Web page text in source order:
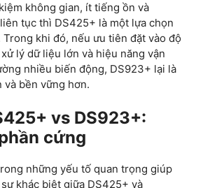
không gian, ít tiếng ồn và
tục thì DS425+ là một lựa chọn
Trong khi đó, nếu ưu tiên đặt vào độ
lý dữ liệu lớn và hiệu năng vận
nhiều biến động, DS923+ lại là
và bền vững hơn.
vs DS923+:
cứng
những yếu tố quan trọng giúp
khác biệt giữa DS425+ và